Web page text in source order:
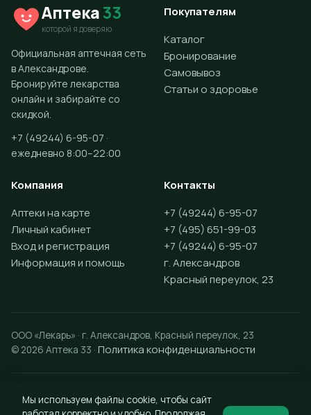
Аптека33
которой я доверяю
Официальная аптечная сеть
в Александрове.
Бронируйте лекарства
онлайн и забирайте со
скидкой.
+7 (49244) 6-95-07 ·
ежедневно 8:00–22:00
Покупателям
Каталог
Бронирование
Самовывоз
Статьи о здоровье
Компания
Аптеки на карте
Личный кабинет
Вход и регистрация
Информация и помощь
Контакты
+7 (49244) 6-95-07
+7 (495) 651-99-03
+7 (49244) 6-95-07
г. Александров
Красный переулок, 23
ООО «Лекарь» · г. Александров, Красный переулок, 23
© 2026 Аптека 33 · Политика конфиденциальности
Мы используем файлы cookie, чтобы сайт